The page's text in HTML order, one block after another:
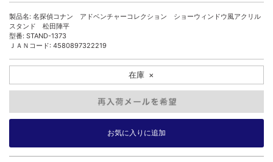
製品名: 名探偵コナン アドベンチャーコレクション ショーウィンドウ風アクリル
スタンド 松田陣平
型番: STAND-1373
ＪＡＮコード: 4580897322219
在庫 ×